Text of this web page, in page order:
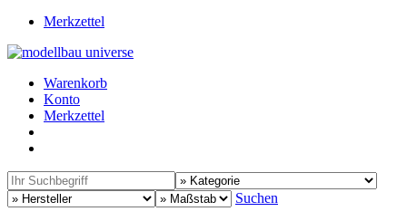
Merkzettel
Warenkorb
Konto
Merkzettel
Suchen